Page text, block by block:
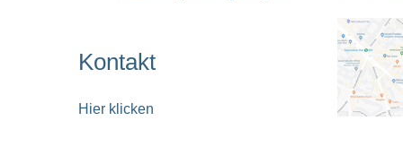
Kontakt
Hier klicken